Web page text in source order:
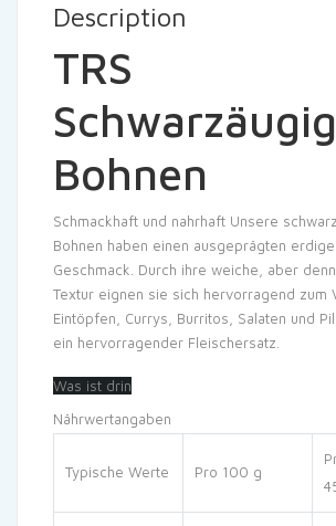
Description
TRS
Bohnen
Schmackhaft und nahrhaft Unsere
Bohnen haben einen ausgeprägten
Geschmack. Durch ihre weiche, aber
Textur eignen sie sich hervorragend zum
Eintöpfen, Currys, Burritos, Salaten und
ein hervorragender Fleischersatz.
Was ist drin
Nährwertangaben
Typische Werte Pro 100 g